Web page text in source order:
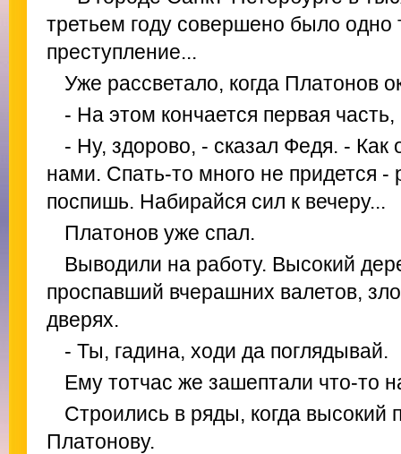
третьем году совершено было одно
преступление...
Уже рассветало, когда Платонов
- На этом кончается первая часть,
- Ну, здорово, - сказал Федя. - Как
нами. Спать-то много не придется -
поспишь. Набирайся сил к вечеру...
Платонов уже спал.
Выводили на работу. Высокий
проспавший вчерашних валетов,
дверях.
- Ты, гадина, ходи да поглядывай.
Ему тотчас же зашептали что-то
Строились в ряды, когда высокий
Платонову.